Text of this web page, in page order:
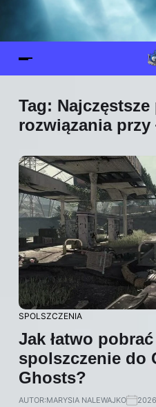
Tag:
rozwiązania przy
SPOLSZCZENIA
Jak łatwo
spolszczenie do
Ghosts?
AUTOR:MARYSIA NALEWAJKO